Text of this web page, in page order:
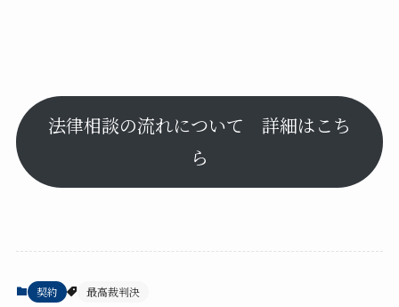
法律相談の流れについて 詳細はこち
ら
契約 最高裁判決